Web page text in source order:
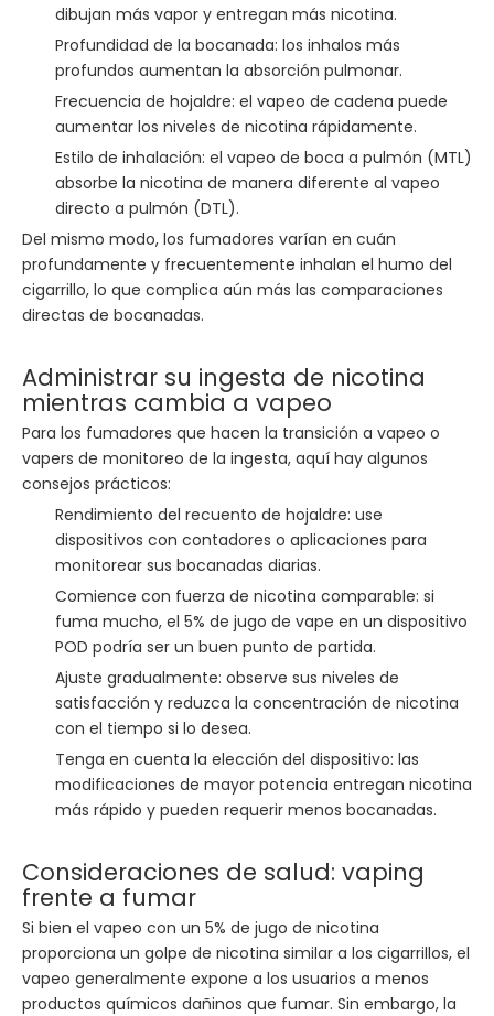
dibujan más vapor y entregan más nicotina.
Profundidad de la bocanada: los inhalos más
profundos aumentan la absorción pulmonar.
Frecuencia de hojaldre: el vapeo de cadena puede
aumentar los niveles de nicotina rápidamente.
Estilo de inhalación: el vapeo de boca a pulmón (MTL)
absorbe la nicotina de manera diferente al vapeo
directo a pulmón (DTL).
Del mismo modo, los fumadores varían en cuán
profundamente y frecuentemente inhalan el humo del
cigarrillo, lo que complica aún más las comparaciones
directas de bocanadas.
Administrar su ingesta de nicotina
mientras cambia a vapeo
Para los fumadores que hacen la transición a vapeo o
vapers de monitoreo de la ingesta, aquí hay algunos
consejos prácticos:
Rendimiento del recuento de hojaldre: use
dispositivos con contadores o aplicaciones para
monitorear sus bocanadas diarias.
Comience con fuerza de nicotina comparable: si
fuma mucho, el 5% de jugo de vape en un dispositivo
POD podría ser un buen punto de partida.
Ajuste gradualmente: observe sus niveles de
satisfacción y reduzca la concentración de nicotina
con el tiempo si lo desea.
Tenga en cuenta la elección del dispositivo: las
modificaciones de mayor potencia entregan nicotina
más rápido y pueden requerir menos bocanadas.
Consideraciones de salud: vaping
frente a fumar
Si bien el vapeo con un 5% de jugo de nicotina
proporciona un golpe de nicotina similar a los cigarrillos, el
vapeo generalmente expone a los usuarios a menos
productos químicos dañinos que fumar. Sin embargo, la